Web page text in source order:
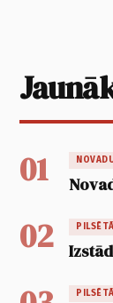
01
02